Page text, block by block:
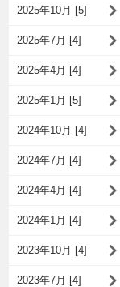
2025年10月 [5]
2025年7月 [4]
2025年4月 [4]
2025年1月 [5]
2024年10月 [4]
2024年7月 [4]
2024年4月 [4]
2024年1月 [4]
2023年10月 [4]
2023年7月 [4]